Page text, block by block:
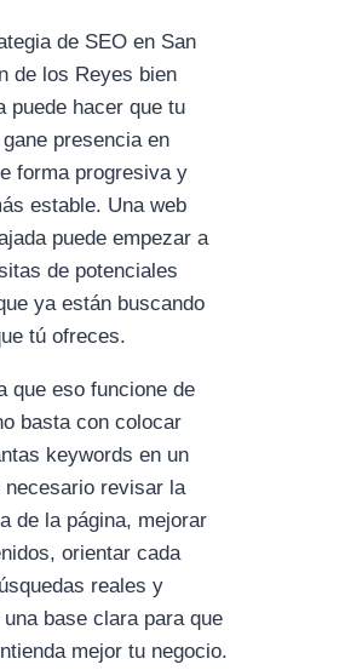
de SEO en San
de los Reyes bien
puede hacer que tu
presencia en
forma progresiva y
estable. Una web
puede empezar a
de potenciales
ya están buscando
tú ofreces.
que eso funcione de
basta con colocar
keywords en un
revisar la
de la página, mejorar
orientar cada
reales y
base clara para que
mejor tu negocio.